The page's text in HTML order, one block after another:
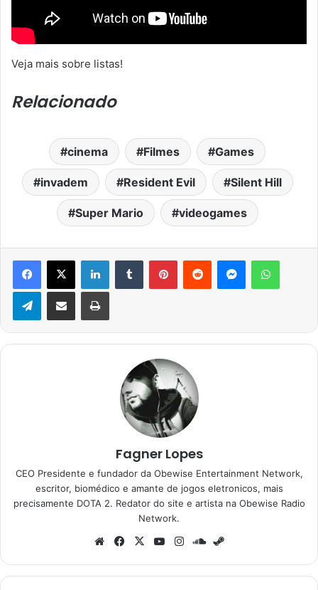
Veja mais sobre listas!
Relacionado
cinema Filmes Games
invadem Resident Evil Silent Hill
Super Mario videogames
Facebook
X LinkedinTumblr PinterestReddit Messenger
TelegramCompartilhar via e-mail Imprimir
Fagner Lopes
CEO Presidente e fundador da Obewise Entertainment Network,
escritor, biomédico e amante de jogos eletronicos, mais
precisamente DOTA 2. Redator do site e artista na Obewise Radio
Network.
WebsiteFacebook
X YouTubeInstagramSoundCloud